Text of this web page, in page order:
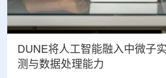
DUNE将人工智能融入中微子
测与数据处理能力